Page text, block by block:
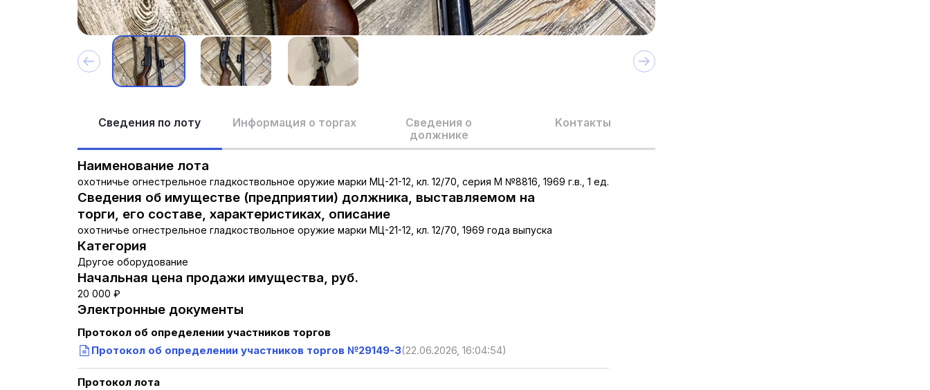
Сведения по лоту Информация о торгах
Сведения о
должнике
Kонтакты
Наименование лота
охотничье огнестрельное гладкоствольное оружие марки МЦ-21-12, кл. 12/70, серия М №8816, 1969 г.в., 1 ед.
Сведения об имуществе (предприятии) должника, выставляемом на
торги, его составе, характеристиках, описание
охотничье огнестрельное гладкоствольное оружие марки МЦ-21-12, кл. 12/70, 1969 года выпуска
Категория
Другое оборудование
Начальная цена продажи имущества, руб.
20 000 ₽
Электронные документы
Протокол об определении участников торгов
Протокол об определении участников торгов №29149-3(22.06.2026, 16:04:54)
Протокол лота